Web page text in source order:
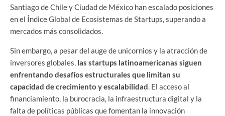
Santiago de Chile y Ciudad de México han escalado posiciones
en el Índice Global de Ecosistemas de Startups, superando a
mercados más consolidados.
Sin embargo, a pesar del auge de unicornios y la atracción de
inversores globales, las startups latinoamericanas siguen
enfrentando desafíos estructurales que limitan su
capacidad de crecimiento y escalabilidad. El acceso al
financiamiento, la burocracia, la infraestructura digital y la
falta de políticas públicas que fomentan la innovación